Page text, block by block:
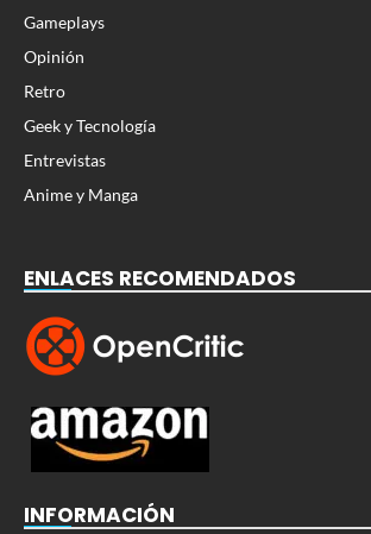
Gameplays
Opinión
Retro
Geek y Tecnología
Entrevistas
Anime y Manga
ENLACES RECOMENDADOS
INFORMACIÓN